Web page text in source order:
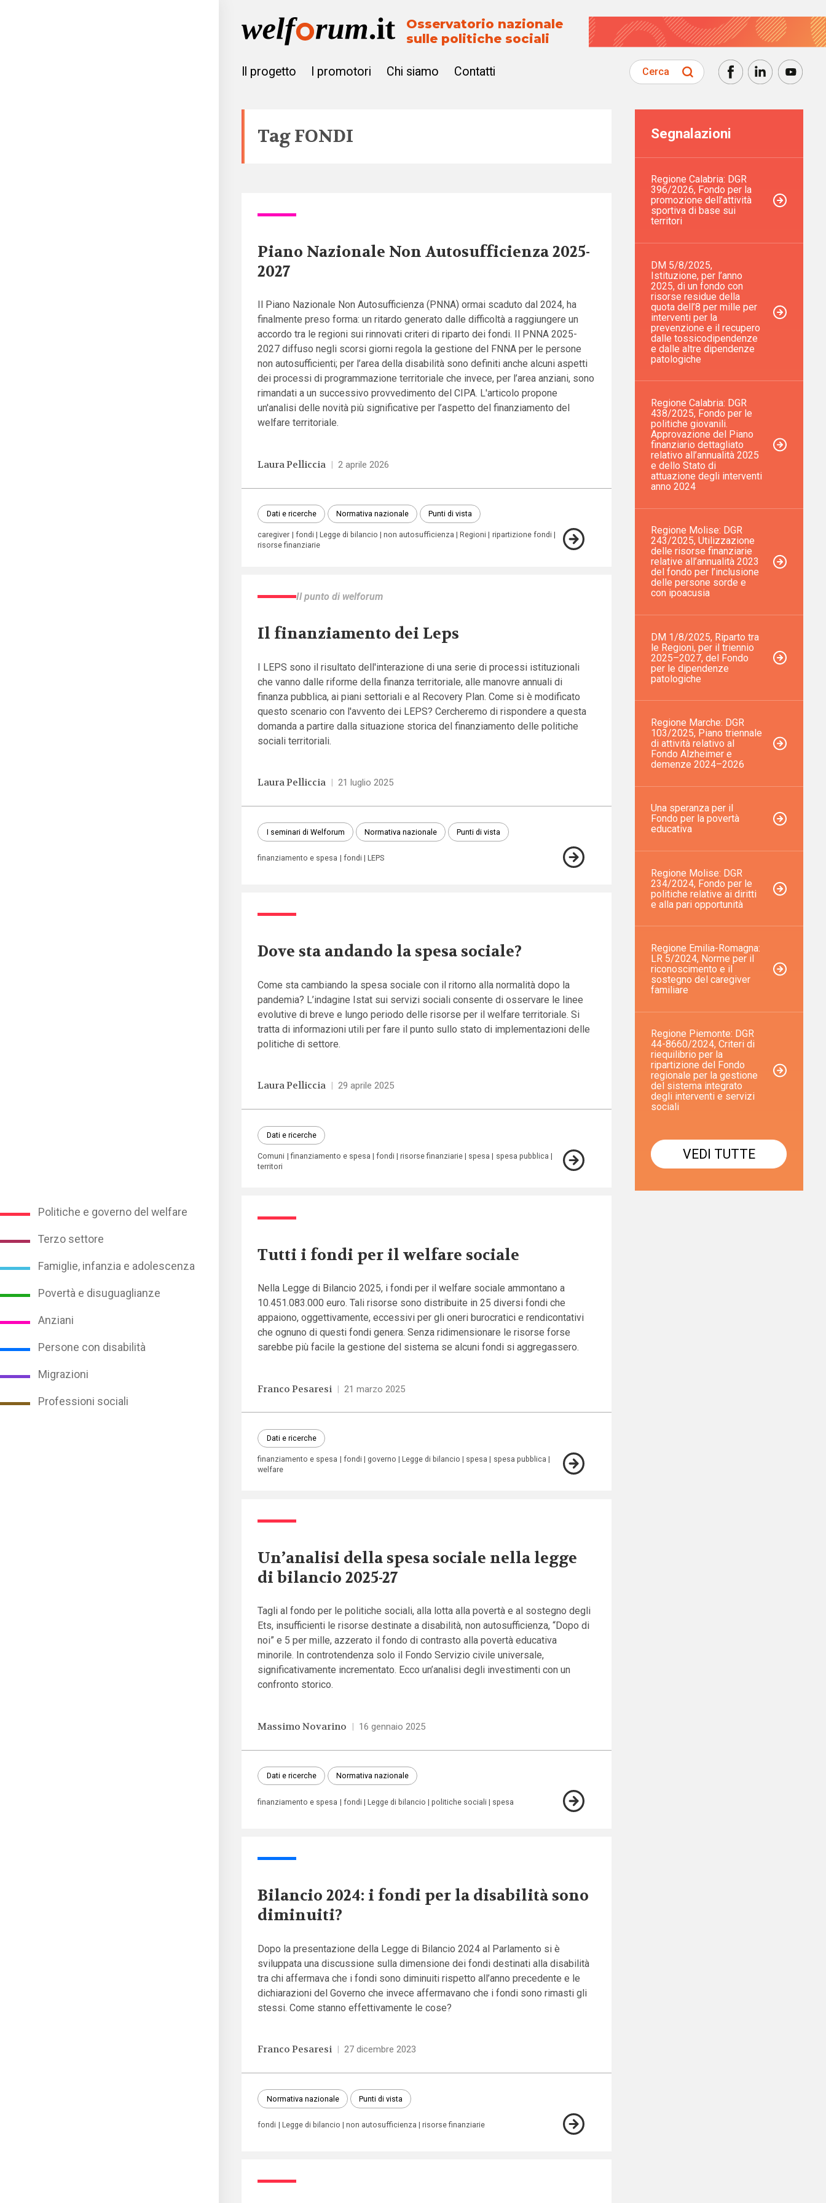
Politiche e governo del welfare
Terzo settore
Famiglie, infanzia e adolescenza
Povertà e disuguaglianze
Anziani
Persone con disabilità
Migrazioni
Professioni sociali
Osservatorio nazionale
sulle politiche sociali
Il progetto I promotori Chi siamo Contatti Cerca
TagFONDI
Piano Nazionale Non Autosufficienza 2025-
2027
Il Piano Nazionale Non Autosufficienza (PNNA) ormai scaduto dal 2024, ha
finalmente preso forma: un ritardo generato dalle difficoltà a raggiungere un
accordo tra le regioni sui rinnovati criteri di riparto dei fondi. Il PNNA 2025-
2027 diffuso negli scorsi giorni regola la gestione del FNNA per le persone
non autosufficienti; per l’area della disabilità sono definiti anche alcuni aspetti
dei processi di programmazione territoriale che invece, per l’area anziani, sono
rimandati a un successivo provvedimento del CIPA. L'articolo propone
un'analisi delle novità più significative per l’aspetto del finanziamento del
welfare territoriale.
Laura Pelliccia | 2 aprile 2026
Dati e ricerche Normativa nazionale Punti di vista
caregiver fondi Legge di bilancio non autosufficienza Regioni
ripartizione fondi
risorse finanziarie
Il punto di welforum
Il finanziamento dei Leps
I LEPS sono il risultato dell'interazione di una serie di processi istituzionali
che vanno dalle riforme della finanza territoriale, alle manovre annuali di
finanza pubblica, ai piani settoriali e al Recovery Plan. Come si è modificato
questo scenario con l'avvento dei LEPS? Cercheremo di rispondere a questa
domanda a partire dalla situazione storica del finanziamento delle politiche
sociali territoriali.
Laura Pelliccia | 21 luglio 2025
I seminari di Welforum Normativa nazionale Punti di vista
finanziamento e spesa fondi LEPS
Dove sta andando la spesa sociale?
Come sta cambiando la spesa sociale con il ritorno alla normalità dopo la
pandemia? L’indagine Istat sui servizi sociali consente di osservare le linee
evolutive di breve e lungo periodo delle risorse per il welfare territoriale. Si
tratta di informazioni utili per fare il punto sullo stato di implementazioni delle
politiche di settore.
Laura Pelliccia 29 aprile 2025
Dati e ricerche
Comuni finanziamento e spesa fondi risorse finanziarie spesa
spesa pubblica
territori
Tutti i fondi per il welfare sociale
Nella Legge di Bilancio 2025, i fondi per il welfare sociale ammontano a
10.451.083.000 euro. Tali risorse sono distribuite in 25 diversi fondi che
appaiono, oggettivamente, eccessivi per gli oneri burocratici e rendicontativi
che ognuno di questi fondi genera. Senza ridimensionare le risorse forse
sarebbe più facile la gestione del sistema se alcuni fondi si aggregassero.
Franco Pesaresi | 21 marzo 2025
Dati e ricerche
finanziamento e spesa fondi governo Legge di bilancio spesa
spesa pubblica
welfare
Un’analisi della spesa sociale nella legge
di bilancio 2025-27
Tagli al fondo per le politiche sociali, alla lotta alla povertà e al sostegno degli
Ets, insufficienti le risorse destinate a disabilità, non autosufficienza, “Dopo di
noi” e 5 per mille, azzerato il fondo di contrasto alla povertà educativa
minorile. In controtendenza solo il Fondo Servizio civile universale,
significativamente incrementato. Ecco un’analisi degli investimenti con un
confronto storico.
Massimo Novarino | 16 gennaio 2025
Dati e ricerche Normativa nazionale
finanziamento e spesa fondi Legge di bilancio politiche sociali spesa
Bilancio 2024: i fondi per la disabilità sono
diminuiti?
Dopo la presentazione della Legge di Bilancio 2024 al Parlamento si è
sviluppata una discussione sulla dimensione dei fondi destinati alla disabilità
tra chi affermava che i fondi sono diminuiti rispetto all’anno precedente e le
dichiarazioni del Governo che invece affermavano che i fondi sono rimasti gli
stessi. Come stanno effettivamente le cose?
Franco Pesaresi | 27 dicembre 2023
Normativa nazionale Punti di vista
fondi Legge di bilancio non autosufficienza risorse finanziarie
Segnalazioni
Regione Calabria: DGR
396/2026, Fondo per la
promozione dell’attività
sportiva di base sui
territori
DM 5/8/2025,
Istituzione, per l’anno
2025, di un fondo con
risorse residue della
quota dell’8 per mille per
interventi per la
prevenzione e il recupero
dalle tossicodipendenze
e dalle altre dipendenze
patologiche
Regione Calabria: DGR
438/2025, Fondo per le
politiche giovanili.
Approvazione del Piano
finanziario dettagliato
relativo all’annualità 2025
e dello Stato di
attuazione degli interventi
anno 2024
Regione Molise: DGR
243/2025, Utilizzazione
delle risorse finanziarie
relative all’annualità 2023
del fondo per l’inclusione
delle persone sorde e
con ipoacusia
DM 1/8/2025, Riparto tra
le Regioni, per il triennio
2025–2027, del Fondo
per le dipendenze
patologiche
Regione Marche: DGR
103/2025, Piano triennale
di attività relativo al
Fondo Alzheimer e
demenze 2024–2026
Una speranza per il
Fondo per la povertà
educativa
Regione Molise: DGR
234/2024, Fondo per le
politiche relative ai diritti
e alla pari opportunità
Regione Emilia-Romagna:
LR 5/2024, Norme per il
riconoscimento e il
sostegno del caregiver
familiare
Regione Piemonte: DGR
44-8660/2024, Criteri di
riequilibrio per la
ripartizione del Fondo
regionale per la gestione
del sistema integrato
degli interventi e servizi
sociali
VEDI TUTTE